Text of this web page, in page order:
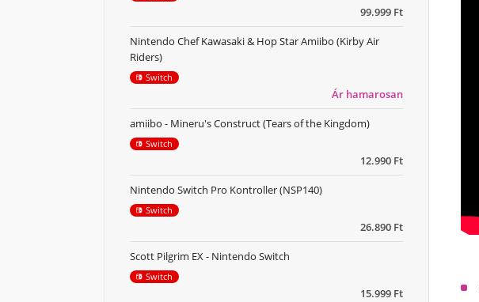
99.999 Ft
Ár hamarosan
Nintendo Chef Kawasaki & Hop Star Amiibo (Kirby Air
Riders)
Switch
12.990 Ft
amiibo - Mineru's Construct (Tears of the Kingdom)
Switch
26.890 Ft
Nintendo Switch Pro Kontroller (NSP140)
Switch
15.999 Ft
Scott Pilgrim EX - Nintendo Switch
Switch